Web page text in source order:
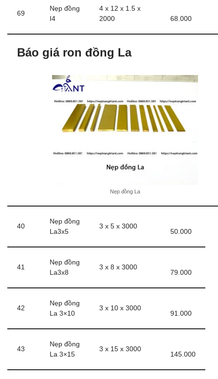
69
Nẹp đồng
I4
4 x 12 x 1.5 x
2000
68.000
Báo giá ron đồng La
Nẹp đồng La
40
Nẹp đồng
La3x5
3 x 5 x 3000
50.000
41
Nẹp đồng
La3x8
3 x 8 x 3000
79.000
42
Nẹp đồng
La 3×10
3 x 10 x 3000
91.000
43
Nẹp đồng
La 3×15
3 x 15 x 3000
145.000